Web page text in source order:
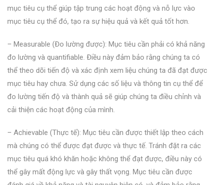
mục tiêu cụ thể giúp tập trung các hoạt động và nỗ lực vào
mục tiêu cụ thể đó, tạo ra sự hiệu quả và kết quả tốt hơn.
– Measurable (Đo lường được): Mục tiêu cần phải có khả năng
đo lường và quantifiable. Điều này đảm bảo rằng chúng ta có
thể theo dõi tiến độ và xác định xem liệu chúng ta đã đạt được
mục tiêu hay chưa. Sử dụng các số liệu và thông tin cụ thể để
đo lường tiến độ và thành quả sẽ giúp chúng ta điều chỉnh và
cải thiện các hoạt động của mình.
– Achievable (Thực tế): Mục tiêu cần được thiết lập theo cách
mà chúng có thể được đạt được và thực tế. Tránh đặt ra các
mục tiêu quá khó khăn hoặc không thể đạt được, điều này có
thể gây mất động lực và gây thất vọng. Mục tiêu cần được